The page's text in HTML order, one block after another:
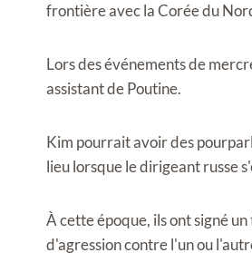
frontière avec la Corée du
Lors des événements de
assistant de Poutine.
Kim pourrait avoir des
lieu lorsque le dirigeant russe
À cette époque, ils ont signé
d'agression contre l'un ou